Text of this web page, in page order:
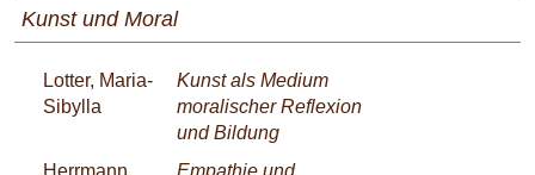
Kunst und Moral
Lotter, Maria-
Sibylla
Kunst als Medium
moralischer Reflexion
und Bildung
Herrmann,
Empathie und